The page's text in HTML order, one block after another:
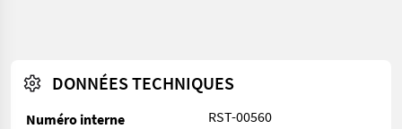
DONNÉES TECHNIQUES
Numéro interne RST-00560